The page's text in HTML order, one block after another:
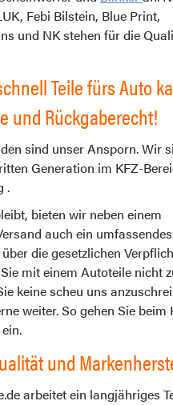
Febi Bilstein, Blue Print,
und NK stehen für die
Teile fürs Auto
und Rückgaberecht!
sind unser Ansporn. Wir
Generation im KFZ-
.
bieten wir neben einem
auch ein umfassendes
die gesetzlichen
mit einem Autoteile nicht
keine scheu uns
weiter. So gehen Sie beim
und
arbeitet ein langjähriges